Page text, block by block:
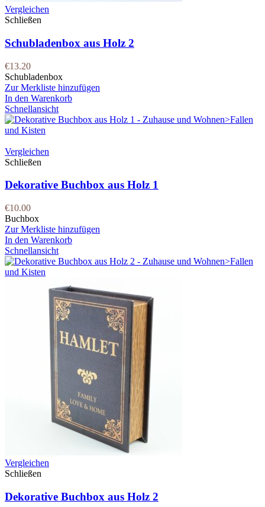
Vergleichen
Schließen
Schubladenbox aus Holz 2
€13.20
Schubladenbox
Zur Merkliste hinzufügen
In den Warenkorb
Schnellansicht
Vergleichen
Schließen
Dekorative Buchbox aus Holz 1
€10.00
Buchbox
Zur Merkliste hinzufügen
In den Warenkorb
Schnellansicht
Vergleichen
Schließen
Dekorative Buchbox aus Holz 2